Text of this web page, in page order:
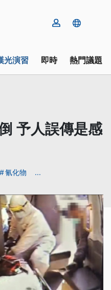
光演習 即時 熱門議題
予人誤傳是感
氰化物 ...